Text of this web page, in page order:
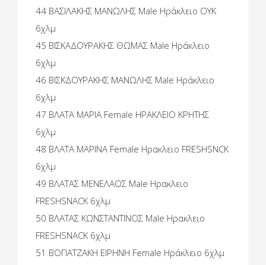
44 ΒΑΣΙΛΑΚΗΣ ΜΑΝΩΛΗΣ Male Ηράκλειο OYK
6χλμ
45 ΒΙΣΚΑΔΟΥΡΑΚΗΣ ΘΩΜΑΣ Male Ηράκλειο
6χλμ
46 ΒΙΣΚΔΟΥΡΑΚΗΣ ΜΑΝΩΛΗΣ Male Ηράκλειο
6χλμ
47 ΒΛΑΤΑ ΜΑΡΙΑ Female ΗΡΑΚΛΕΙΟ ΚΡΗΤΗΣ
6χλμ
48 ΒΛΑΤΑ ΜΑΡΙΝΑ Female Ηρακλειο FRESHSNCK
6χλμ
49 ΒΛΑΤΑΣ ΜΕΝΕΛΑΟΣ Male Ηρακλειο
FRESHSNACK 6χλμ
50 ΒΛΑΤΑΣ ΚΩΝΣΤΑΝΤΙΝΟΣ Male Ηρακλειο
FRESHSNACK 6χλμ
51 ΒΟΓΙΑΤΖΑΚΗ ΕΙΡΗΝΗ Female Ηράκλειο 6χλμ